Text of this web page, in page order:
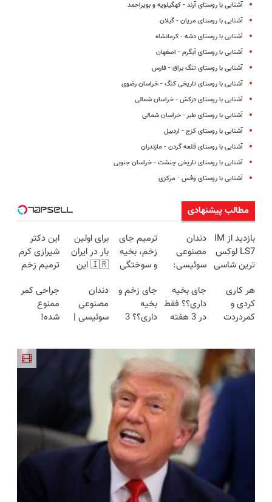
آشنایی با روستای آرند - کهگیلویه و بویراحمد
آشنایی با روستای مریان - گیلان
آشنایی با روستای دشه - کرمانشاه
آشنایی با روستای آبگرم - اصفهان
آشنایی با روستای تنگ براق - فارس
آشنایی با روستای تاریخی کنگ - خراسان رضوی
آشنایی با روستای درکش - خراسان شمالی
آشنایی با روستای طبر - خراسان شمالی
آشنایی با روستای کزج - اردبیل
آشنایی با روستای قلعه گردن - مازندران
آشنایی با روستای تاریخی چنشت - خراسان جنوبی
آشنایی با روستای وفس - مرکزی
مطالب پیشنهادی
بازدید از IM
LS7 لوکس
ترین شاسی
ایران در
باشگاه
انقلاب
دندان
مصنوعی
سوئیسی:
فناوری
اروپا، سبک
و مقاوم |
قسطی
ترمیم جای
زخم، بخیه
و سوختگی
هفته!!😍
برای اولین
بار در ایران
🇮🇷 این
ترمیم کننده
23 روزه
ساخت!
این دکتر
شیرازی کرم
ترمیم زخم
ساخت!!!
هر کاری
کردی و
کمردردت
پرسشنامه و
دریافت راه
جای بخیه
داری؟؟ فقط
در 3 هفته
جای زخم و
بخیه
داری؟؟ 3
دندان
مصنوعی
سوئیسی |
طبیعی!
اقساطی😍
جراحی کمر
ممنوع
شده!
منزل درمان